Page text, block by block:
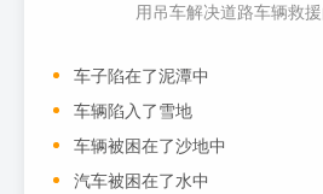
用吊车解决道路车辆救
车子陷在了泥潭中
车辆陷入了雪地
车辆被困在了沙地中
汽车被困在了水中